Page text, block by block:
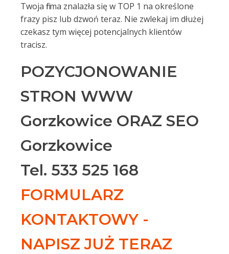
Twoja firma znalazła się w TOP 1 na określone
frazy pisz lub dzwoń teraz. Nie zwlekaj im dłużej
czekasz tym więcej potencjalnych klientów
tracisz.
POZYCJONOWANIE
STRON WWW
Gorzkowice ORAZ SEO
Gorzkowice
Tel. 533 525 168
FORMULARZ
KONTAKTOWY -
NAPISZ JUŻ TERAZ